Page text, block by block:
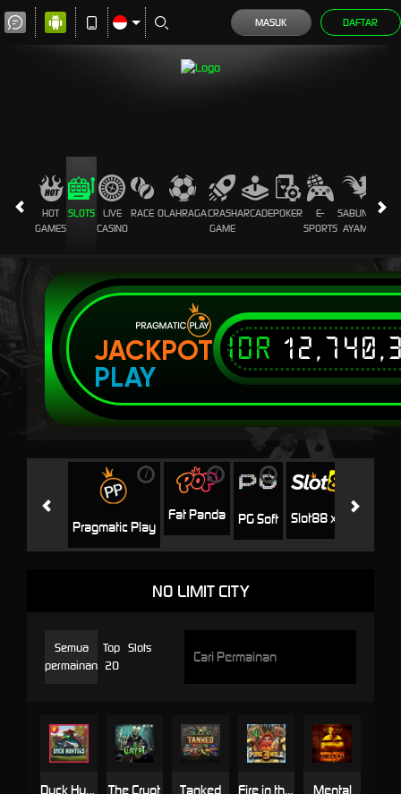
MASUK DAFTAR
HOT
GAMES
SLOTS
LIVE
CASINO
RACE OLAHRAGACRASH
GAME
ARCADEPOKER
E-
SPORTS
SABUNG
AYAM
JACKPOT
PLAY
IDR
i
Pragmatic Play
i
Fat Panda
i
PG Soft Slot88 x PP
NO LIMIT CITY
Semua
permainan
Top
20
Slots
Duck Hunters Fire in the Hole 3 Mental
The Crypt Tanked